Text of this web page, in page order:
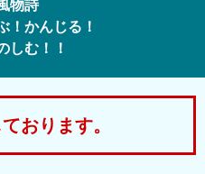
物詩
！かんじる！
しむ！！
おります。